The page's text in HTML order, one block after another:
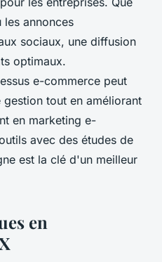
annonces
sociaux, une diffusion
optimaux.
e-commerce peut
tout en améliorant
en marketing e-
avec des études de
est la clé d'un meilleur
en